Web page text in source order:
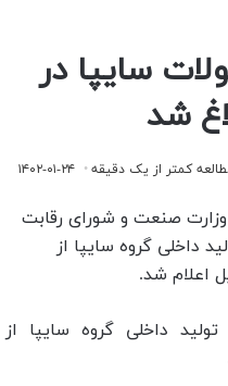
سایپا در
۱۴۰۲-۰۱-۲۴ کمتر از یک دقیقه
صنعت و شورای رقابت
داخلی گروه سایپا از
داخلی گروه سایپا از